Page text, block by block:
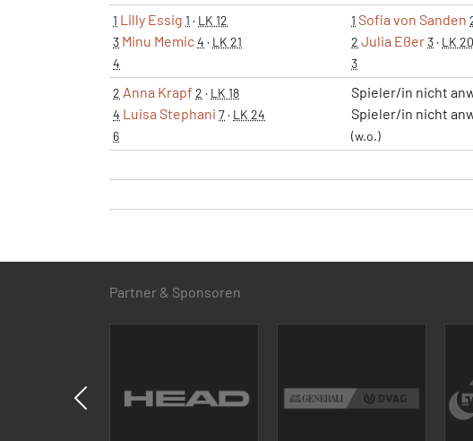
1 Lilly Essig 1 · LK 12
3 Minu Memic4 · LK 21
4
1 Sofia von Sanden
2 Julia Eßer3· LK 20
3
2 Anna Krapf 2 · LK 18
4 Luisa Stephani 7· LK 24
6
Spieler/in nicht
Spieler/in nicht
(w.o.)
Partner & Sponsoren